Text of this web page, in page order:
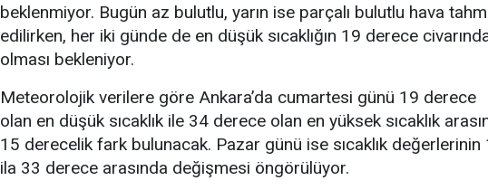
beklenmiyor. Bugün az bulutlu, yarın ise parçalı bulutlu hava
edilirken, her iki günde de en düşük sıcaklığın 19 derece
olması bekleniyor.
Meteorolojik verilere göre Ankara’da cumartesi günü 19 derece
olan en düşük sıcaklık ile 34 derece olan en yüksek sıcaklık
15 derecelik fark bulunacak. Pazar günü ise sıcaklık değerlerinin
ila 33 derece arasında değişmesi öngörülüyor.